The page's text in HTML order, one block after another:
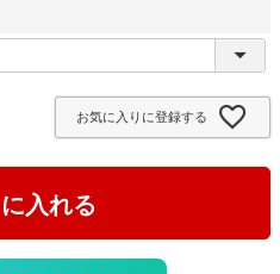
お気に入りに登録する
入れる